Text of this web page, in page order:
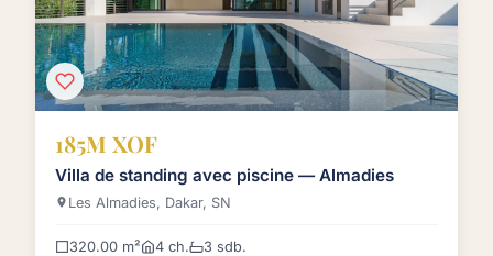
185M XOF
Villa de standing avec piscine — Almadies
Les Almadies, Dakar, SN
320.00 m² 4 ch. 3 sdb.